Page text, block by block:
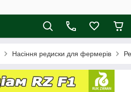
Насіння редиски для фермерів